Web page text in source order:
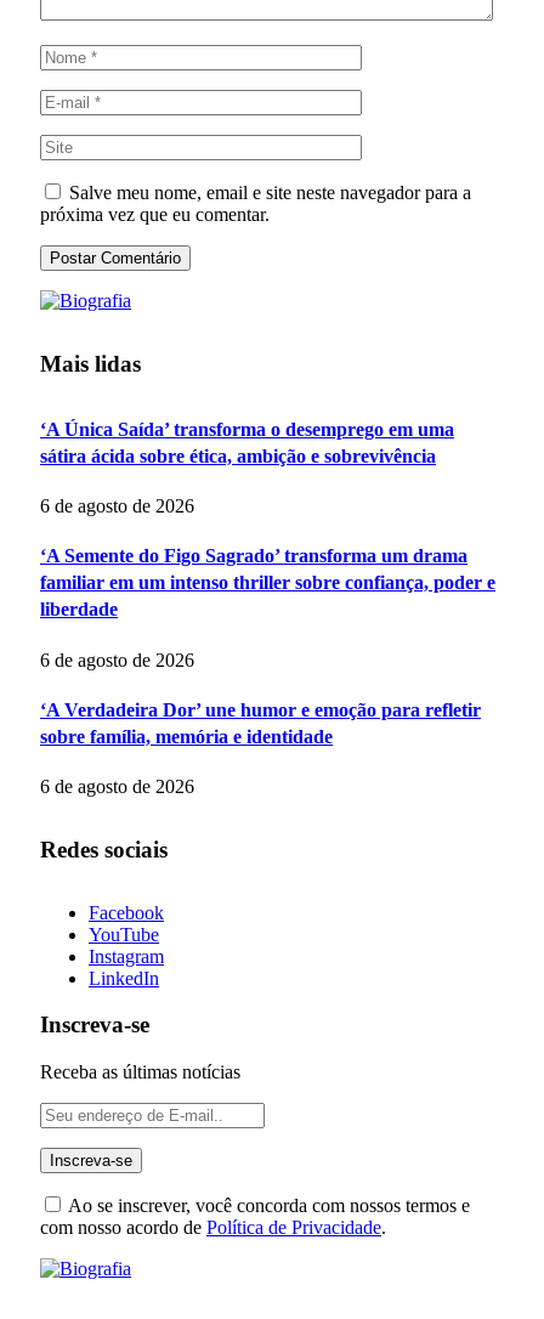
Salve meu nome, email e site neste navegador para a
próxima vez que eu comentar.
Mais lidas
‘A Única Saída’ transforma o desemprego em uma
sátira ácida sobre ética, ambição e sobrevivência
6 de agosto de 2026
‘A Semente do Figo Sagrado’ transforma um drama
familiar em um intenso thriller sobre confiança, poder e
liberdade
6 de agosto de 2026
‘A Verdadeira Dor’ une humor e emoção para refletir
sobre família, memória e identidade
6 de agosto de 2026
Redes sociais
Facebook
YouTube
Instagram
LinkedIn
Inscreva-se
Receba as últimas notícias
Ao se inscrever, você concorda com nossos termos e
com nosso acordo de Política de Privacidade.